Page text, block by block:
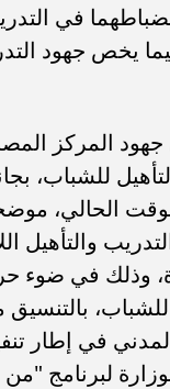
في
يخص جهود
المركز
للشباب،
الحالي،
والتأهيل
وذلك في
في إطار
لبرنامج